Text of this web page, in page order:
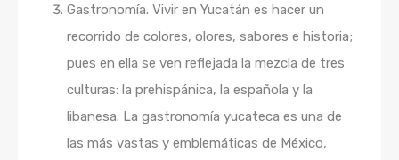
Gastronomía. Vivir en Yucatán es hacer un
recorrido de colores, olores, sabores e historia;
pues en ella se ven reflejada la mezcla de tres
culturas: la prehispánica, la española y la
libanesa. La gastronomía yucateca es una de
las más vastas y emblemáticas de México,